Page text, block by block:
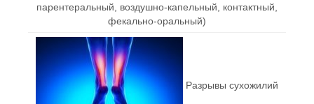
парентеральный, воздушно-капельный, контактный,
фекально-оральный)
Разрывы сухожилий